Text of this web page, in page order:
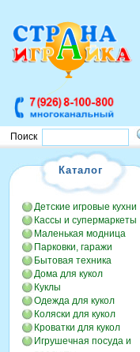
Поиск
Каталог
Детские игровые кухни
Кассы и супермаркеты
Маленькая модница
Парковки, гаражи
Бытовая техника
Дома для кукол
Куклы
Одежда для кукол
Коляски для кукол
Кроватки для кукол
Игрушечная посуда и